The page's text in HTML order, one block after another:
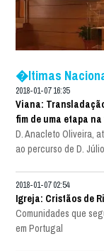
�ltimas
2018-01-07 16:35
Viana:
fim de uma etapa
D. Anacleto Oliveira,
ao percurso de D.
2018-01-07 02:54
Igreja: Cristãos de
Comunidades que
em Portugal